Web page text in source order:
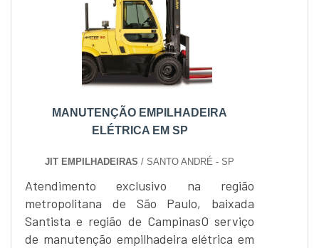
empilhadeira elétrica.Manutenção
empilhadeira elétrica de....
MANUTENÇÃO EMPILHADEIRA
ELÉTRICA EM SP
JIT EMPILHADEIRAS / SANTO ANDRÉ - SP
Atendimento exclusivo na região
metropolitana de São Paulo, baixada
Santista e região de CampinasO serviço
de manutenção empilhadeira elétrica em